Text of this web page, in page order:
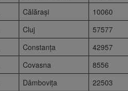
Călărași 10060
Cluj 57577
Constanța 42957
Covasna 8556
Dâmbovița 22503